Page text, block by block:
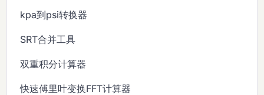
kpa到psi转换器
SRT合并工具
双重积分计算器
快速傅里叶变换FFT计算器